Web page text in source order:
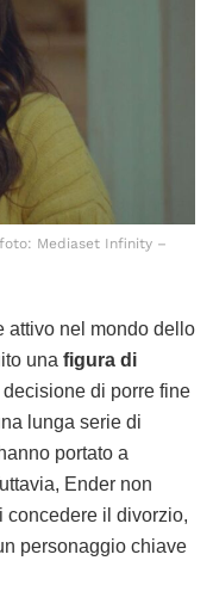
Mediaset Infinity –
attivo nel mondo dello
una figura di
decisione di porre fine
lunga serie di
portato a
Ender non
concedere il divorzio,
personaggio chiave